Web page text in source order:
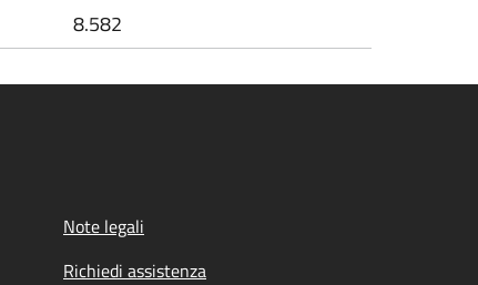
8.582
Note legali
Richiedi assistenza